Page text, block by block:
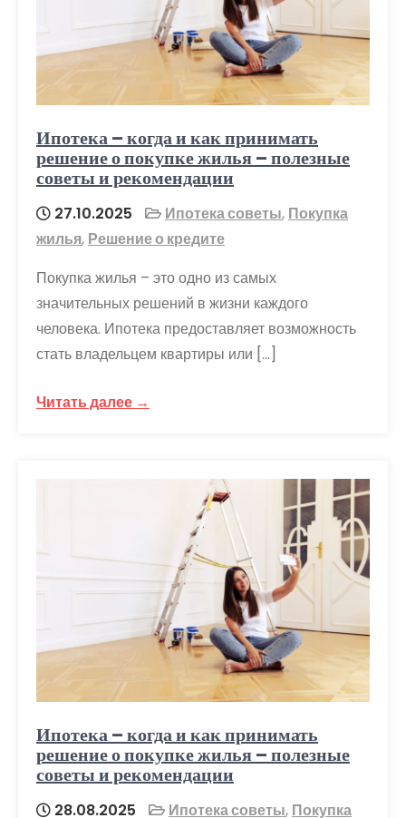
Ипотека – когда и как принимать
решение о покупке жилья – полезные
советы и рекомендации
27.10.2025 Ипотека советы, Покупка
жилья, Решение о кредите
Покупка жилья – это одно из самых
значительных решений в жизни каждого
человека. Ипотека предоставляет возможность
стать владельцем квартиры или […]
Читать далее →
Ипотека – когда и как принимать
решение о покупке жилья – полезные
советы и рекомендации
28.08.2025 Ипотека советы, Покупка